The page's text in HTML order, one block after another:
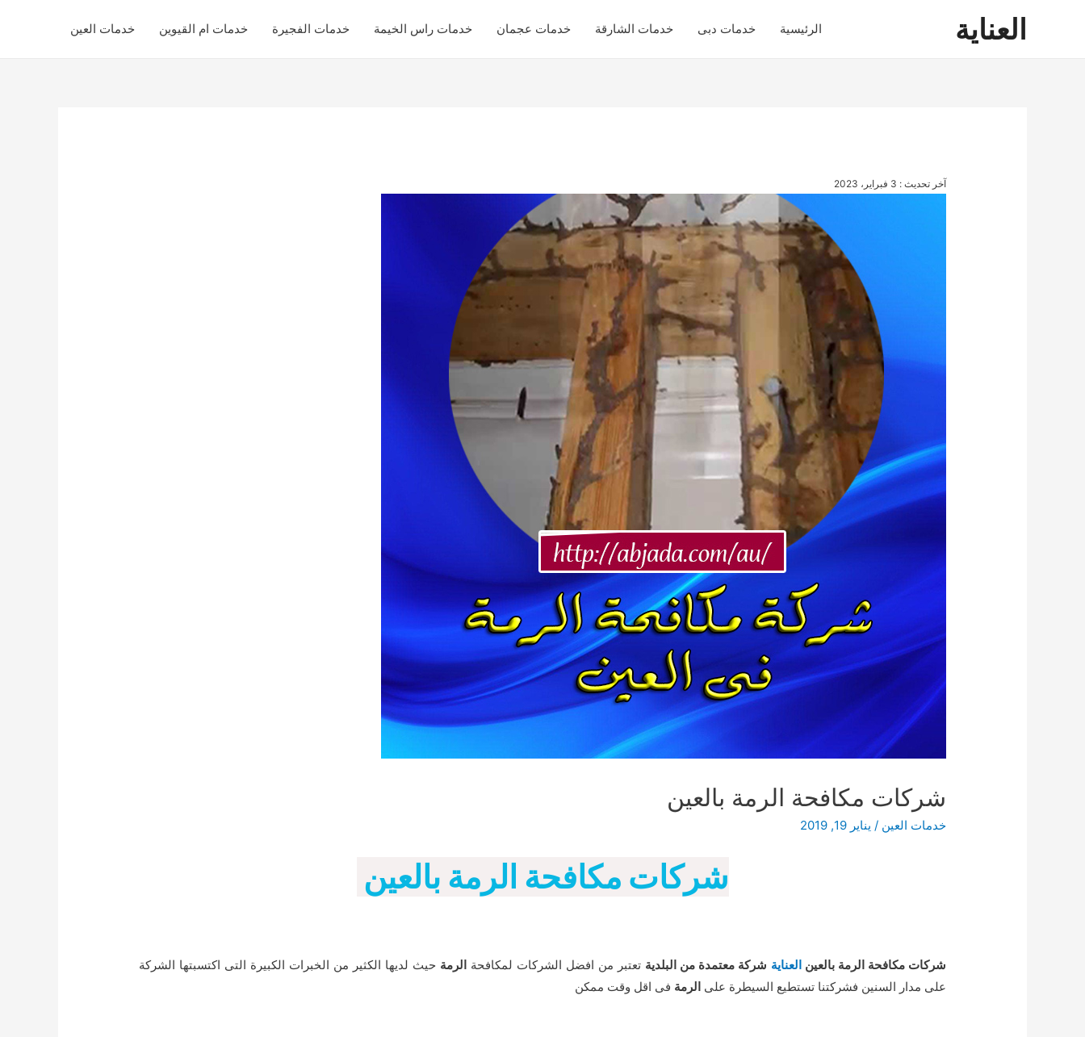
العناية الرئيسية خدمات دبى خدمات الشارقة خدمات عجمان خدمات راس الخيمة خدمات الفجيرة خدمات ام القيوين خدمات العين
آخر تحديث : 3 فبراير، 2023
شركات مكافحة الرمة بالعين
خدمات العين / يناير 19, 2019
شركات مكافحة الرمة بالعين
شركات مكافحة الرمة بالعين العناية شركة معتمدة من البلدية تعتبر من افضل الشركات لمكافحة الرمة حيث لديها الكثير من الخبرات الكبيرة التى اكتسبتها الشركة
على مدار السنين فشركتنا تستطيع السيطرة علىالرمة فى اقل وقت ممكن